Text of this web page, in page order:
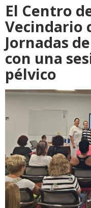
El Centro
Vecindario
Jornadas
con una
pélvico